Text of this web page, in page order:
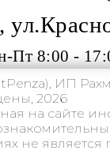
Пт 8:00 -
ИП
2026
на сайте
не